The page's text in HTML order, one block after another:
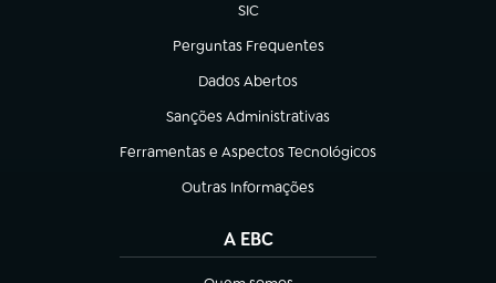
SIC
(abre em nova aba)
Perguntas Frequentes
(abre em nova aba)
Dados Abertos
(abre em nova aba)
Sanções Administrativas
(abre em nova aba)
Ferramentas e Aspectos Tecnológicos
(abre em nova aba)
Outras Informações
(abre em nova aba)
A EBC